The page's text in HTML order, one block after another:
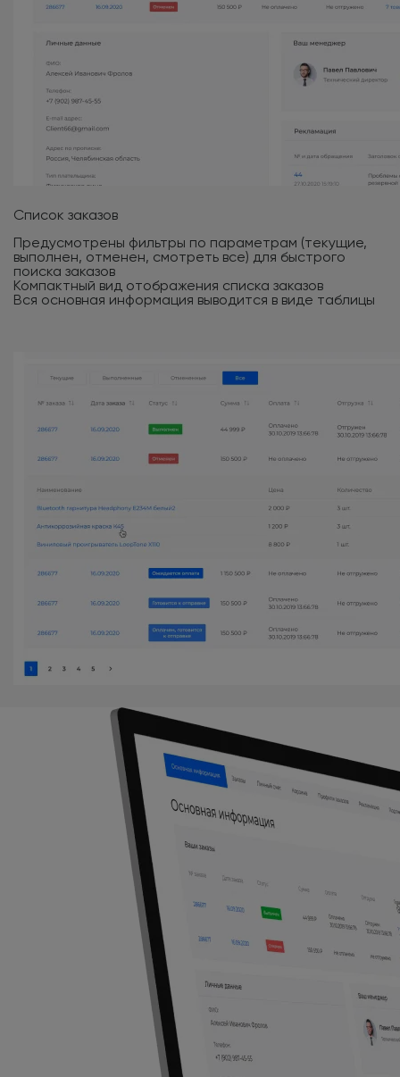
Список заказов
Предусмотрены фильтры по параметрам (текущие,
выполнен, отменен, смотреть все) для быстрого
поиска заказов
Компактный вид отображения списка заказов
Вся основная информация выводится в виде таблицы